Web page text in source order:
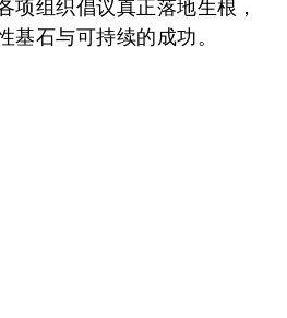
项组织倡议真正落地生根，
基石与可持续的成功。